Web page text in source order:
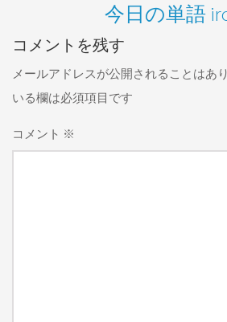
今日の単語
コメントを残す
メールアドレスが公開されることはあり
いる欄は必須項目です
コメント ※